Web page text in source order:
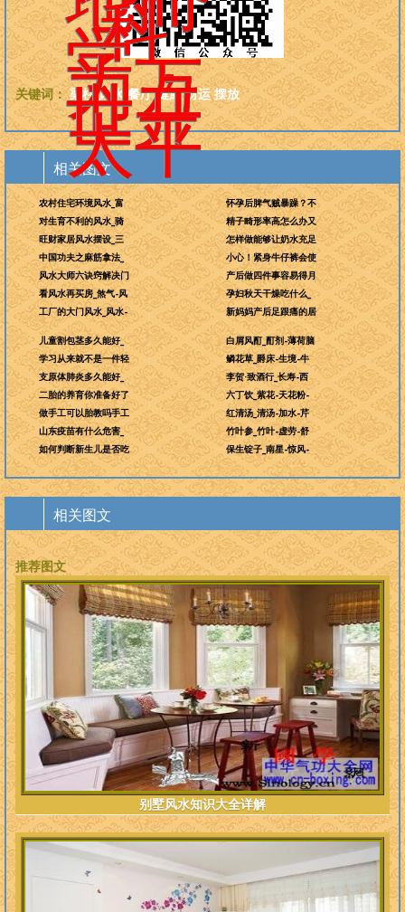
科
学，
为万
世开
太平
关键词： 梁柱 风水 餐厅 健康 财运 摆放
相关图文
农村住宅环境风水_富
对生育不利的风水_骑
旺财家居风水摆设_三
中国功夫之麻筋拿法_
风水大师六诀窍解决门
看风水再买房_煞气-风
工厂的大门风水_风水-
怀孕后脾气贼暴躁？不
精子畸形率高怎么办又
怎样做能够让奶水充足
小心！紧身牛仔裤会使
产后做四件事容易得月
孕妇秋天干燥吃什么_
新妈妈产后足跟痛的居
儿童割包茎多久能好_
学习从来就不是一件轻
支原体肺炎多久能好_
二胎的养育你准备好了
做手工可以胎教吗手工
山东疫苗有什么危害_
如何判断新生儿是否吃
白屑风酊_酊剂-薄荷脑
鳞花草_爵床-生境-牛
李贺·致酒行_长寿-西
六丁饮_紫花-天花粉-
红清汤_清汤-加水-芹
竹叶参_竹叶-虚劳-舒
保生锭子_南星-惊风-
相关图文
推荐图文
别墅风水知识大全详解